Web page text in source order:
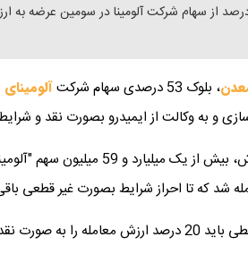
، بلوک 53 درصدی سهام شرکت آلومینای
و به وکالت از ایمیدرو بصورت نقد و